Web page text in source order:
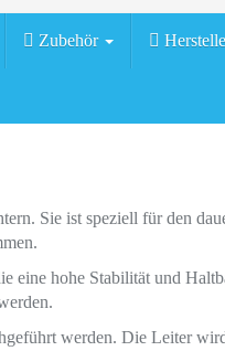
Zubehör
Sie ist speziell für den
eine hohe Stabilität und
werden. Die Leiter